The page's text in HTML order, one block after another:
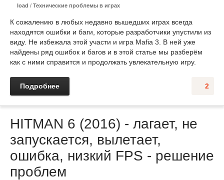
load / Технические проблемы в играх
К сожалению в любых недавно вышедших играх всегда
находятся ошибки и баги, которые разработчики упустили из
виду. Не избежала этой участи и игра Mafia 3. В ней уже
найдены ряд ошибок и багов и в этой статье мы разберём
как с ними справится и продолжать увлекательную игру.
2
Подробнее
HITMAN 6 (2016) - лагает, не
запускается, вылетает,
ошибка, низкий FPS - решение
проблем